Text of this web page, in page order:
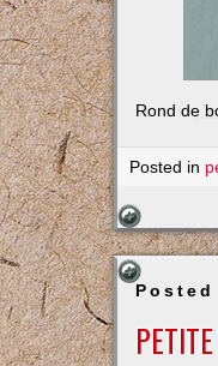
Rond de
Posted in